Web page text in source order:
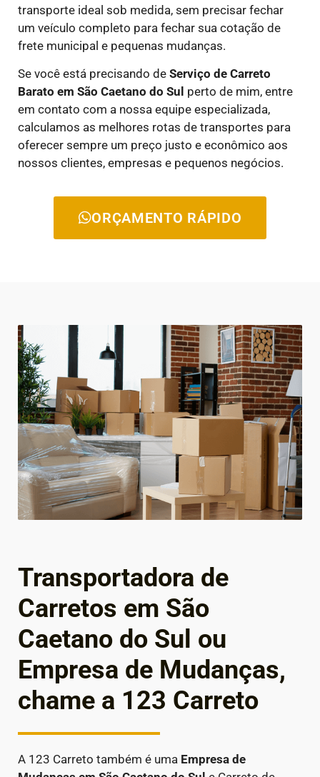
transporte ideal sob medida, sem precisar fechar
um veículo completo para fechar sua cotação de
frete municipal e pequenas mudanças.
Se você está precisando de Serviço de Carreto
Barato em São Caetano do Sul perto de mim, entre
em contato com a nossa equipe especializada,
calculamos as melhores rotas de transportes para
oferecer sempre um preço justo e econômico aos
nossos clientes, empresas e pequenos negócios.
ORÇAMENTO RÁPIDO
Transportadora de
Carretos em São
Caetano do Sul ou
Empresa de Mudanças,
chame a 123 Carreto
A 123 Carreto também é uma Empresa de